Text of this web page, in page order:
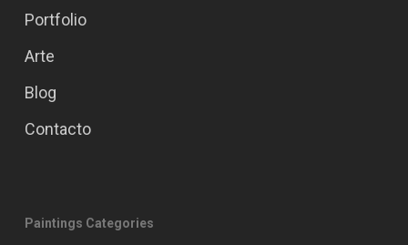
Portfolio
Arte
Blog
Contacto
Paintings Categories